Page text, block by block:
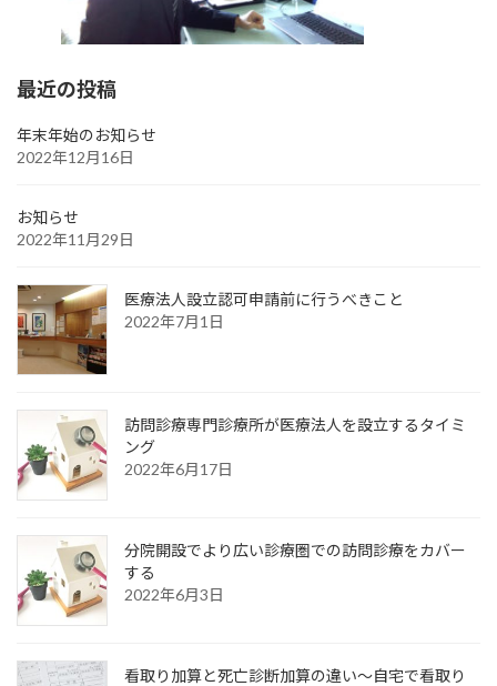
最近の投稿
年末年始のお知らせ
2022年12月16日
お知らせ
2022年11月29日
医療法人設立認可申請前に行うべきこと
2022年7月1日
訪問診療専門診療所が医療法人を設立するタイミ
ング
2022年6月17日
分院開設でより広い診療圏での訪問診療をカバー
する
2022年6月3日
看取り加算と死亡診断加算の違い〜自宅で看取り